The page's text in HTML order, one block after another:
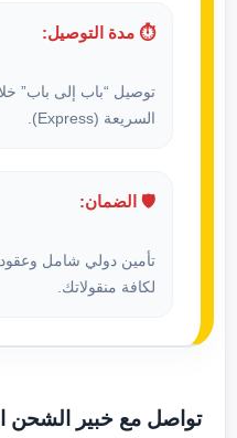
⏱️ مدة التوصيل:
السريعة (Express).
🛡️ الضمان:
تأمين دولي شامل
لكافة منقولاتك.